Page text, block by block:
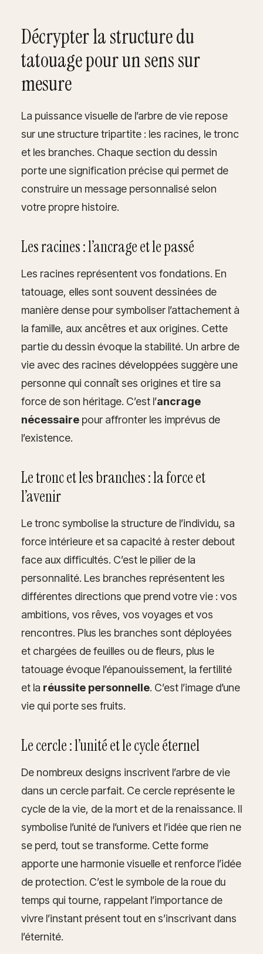
Décrypter la structure du
tatouage pour un sens sur
mesure
La puissance visuelle de l’arbre de vie repose
sur une structure tripartite : les racines, le tronc
et les branches. Chaque section du dessin
porte une signification précise qui permet de
construire un message personnalisé selon
votre propre histoire.
Les racines : l’ancrage et le passé
Les racines représentent vos fondations. En
tatouage, elles sont souvent dessinées de
manière dense pour symboliser l’attachement à
la famille, aux ancêtres et aux origines. Cette
partie du dessin évoque la stabilité. Un arbre de
vie avec des racines développées suggère une
personne qui connaît ses origines et tire sa
force de son héritage. C’est l’ancrage
nécessaire pour affronter les imprévus de
l’existence.
Le tronc et les branches : la force et
l’avenir
Le tronc symbolise la structure de l’individu, sa
force intérieure et sa capacité à rester debout
face aux difficultés. C’est le pilier de la
personnalité. Les branches représentent les
différentes directions que prend votre vie : vos
ambitions, vos rêves, vos voyages et vos
rencontres. Plus les branches sont déployées
et chargées de feuilles ou de fleurs, plus le
tatouage évoque l’épanouissement, la fertilité
et la réussite personnelle. C’est l’image d’une
vie qui porte ses fruits.
Le cercle : l’unité et le cycle éternel
De nombreux designs inscrivent l’arbre de vie
dans un cercle parfait. Ce cercle représente le
cycle de la vie, de la mort et de la renaissance. Il
symbolise l’unité de l’univers et l’idée que rien ne
se perd, tout se transforme. Cette forme
apporte une harmonie visuelle et renforce l’idée
de protection. C’est le symbole de la roue du
temps qui tourne, rappelant l’importance de
vivre l’instant présent tout en s’inscrivant dans
l’éternité.